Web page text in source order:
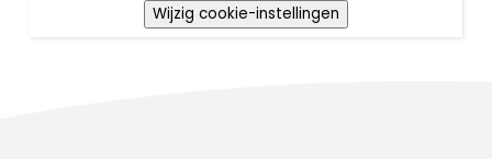
Wijzig cookie-instellingen